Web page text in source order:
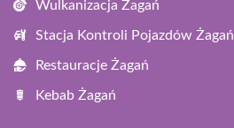
Wulkanizacja Żagań
Stacja Kontroli Pojazdów Żagań
Restauracje Żagań
Kebab Żagań